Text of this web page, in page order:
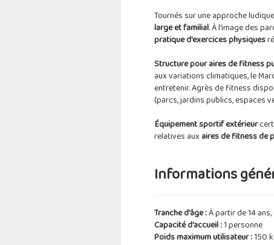
Tournés sur une approche
large et familial. À l'image des
pratique d'exercices physiques
Structure pour aires de fitness
aux variations climatiques, le
entretenir. Agrès de fitness
(parcs, jardins publics, espaces
Équipement sportif extérieur
relatives aux aires de fitness de
Informations
Tranche d'âge :À partir de 14
Capacité d'accueil :1 personne
Poids maximum utilisateur :150